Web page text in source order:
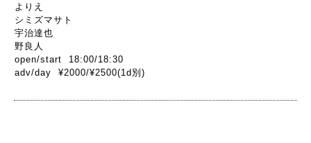
よりえ
シミズマサト
宇治達也
野良人
open/start 18:00/18:30
adv/day ¥2000/¥2500(1d別)